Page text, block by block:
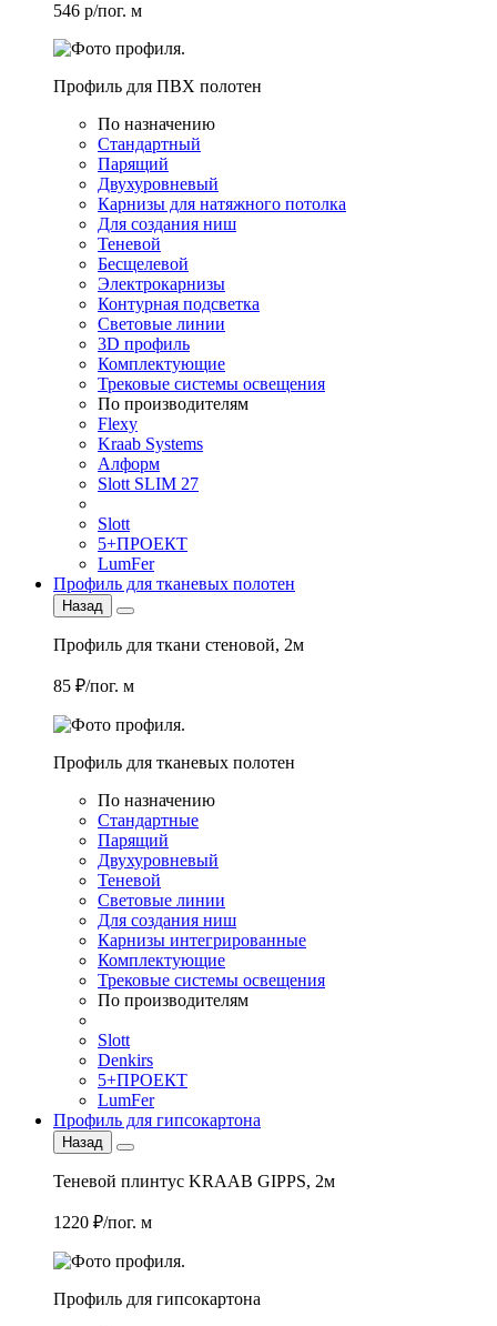
546 р/пог. м
Профиль для ПВХ полотен
По назначению
Стандартный
Парящий
Двухуровневый
Карнизы для натяжного потолка
Для создания ниш
Теневой
Бесщелевой
Электрокарнизы
Контурная подсветка
Световые линии
3D профиль
Комплектующие
Трековые системы освещения
По производителям
Flexy
Kraab Systems
Алформ
Slott SLIM 27
Slott
5+ПРОЕКТ
LumFer
Профиль для тканевых полотен
Назад
Профиль для ткани стеновой, 2м
85 ₽/пог. м
Профиль для тканевых полотен
По назначению
Стандартные
Парящий
Двухуровневый
Теневой
Световые линии
Для создания ниш
Карнизы интегрированные
Комплектующие
Трековые системы освещения
По производителям
Slott
Denkirs
5+ПРОЕКТ
LumFer
Профиль для гипсокартона
Назад
Теневой плинтус KRAAB GIPPS, 2м
1220 ₽/пог. м
Профиль для гипсокартона